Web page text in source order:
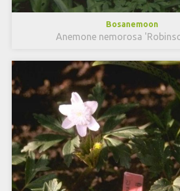
Bosanemoon
Anemone nemorosa